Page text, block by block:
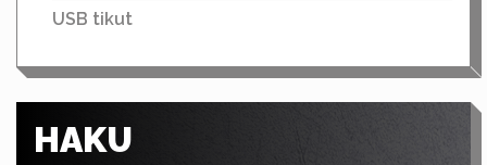
USB tikut
HAKU